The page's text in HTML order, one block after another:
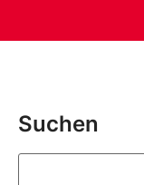
Suchen